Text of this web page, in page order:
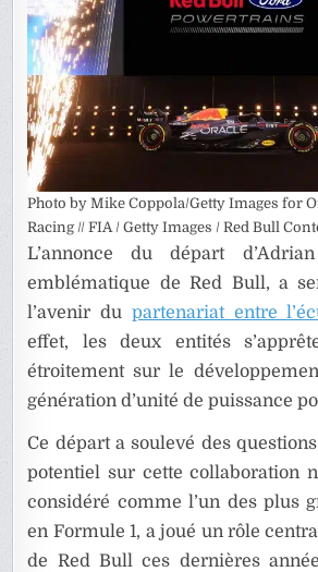
Photo by Mike Coppola/Getty Images for
Racing // FIA / Getty Images / Red Bull
L’annonce du départ d’
emblématique de Red Bull, a
l’avenir du partenariat entre
effet, les deux entités
étroitement sur le
génération d’unité de puissance
Ce départ a soulevé des
potentiel sur cette collaboration
considéré comme l’un des plus
en Formule 1, a joué un rôle
de Red Bull ces dernières